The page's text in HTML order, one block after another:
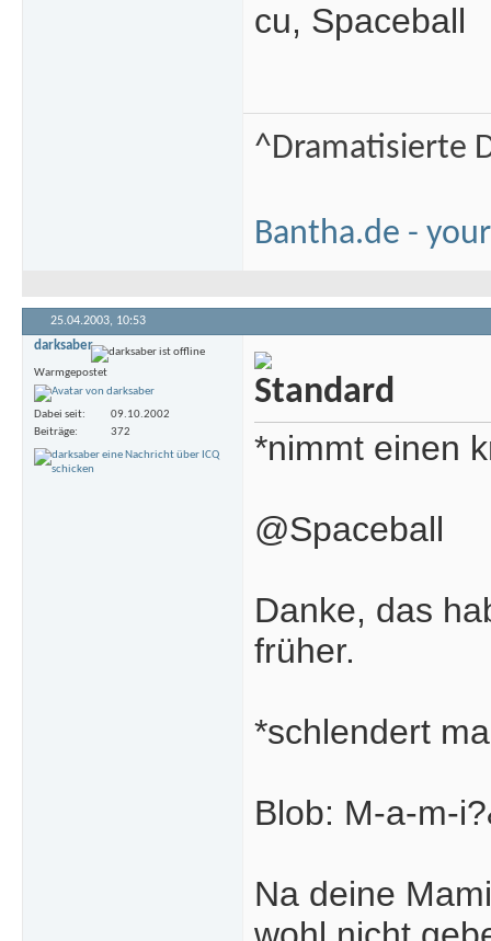
cu, Spaceball
^Dramatisierte
Bantha.de -
25.04.2003, 10:53
darksaber
Warmgepostet
Dabei seit
09.10.2002
Beiträge
372 *nimmt einen
@Spaceball
Danke, das
früher.
*schlendert
Blob: M-a-m-
Na deine